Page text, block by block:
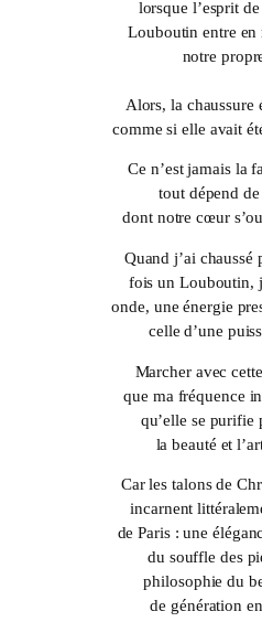
lorsque l’esprit
Louboutin entre en
notre
Alors, la chaussure
comme si elle avait
Ce n’est jamais la
tout dépend
dont notre cœur
Quand j’ai chaussé
fois un Louboutin,
onde, une énergie
celle d’une
Marcher avec
que ma fréquence
qu’elle se purifie
la beauté et
Car les talons de
incarnent
de Paris : une
du souffle des
philosophie du
de génération